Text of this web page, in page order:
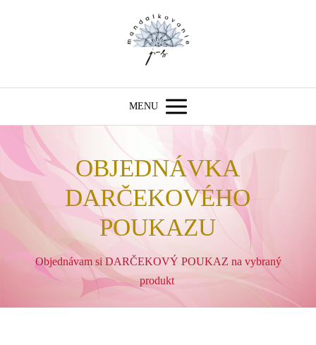
MENU
OBJEDNÁVKA
DARČEKOVÉHO
POUKAZU
Objednávam si DARČEKOVÝ POUKAZ na vybraný
produkt